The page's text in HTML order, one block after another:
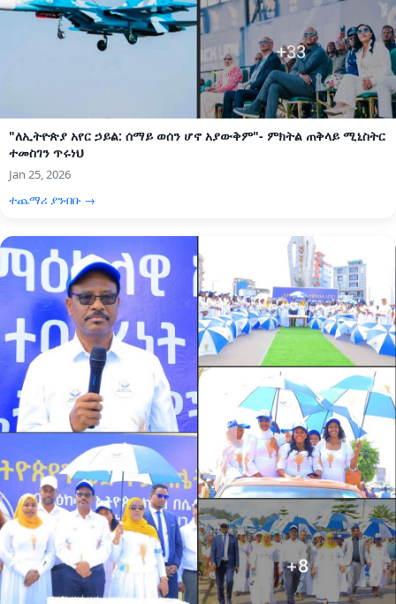
"ለኢትዮጵያ አየር ኃይል: ሰማይ ወሰን ሆኖ አያውቅም"- ምክትል ጠቅላይ ሚኒስትር
ተመስገን ጥሩነህ
Jan 25, 2026
ተጨማሪ ያንብቡ →